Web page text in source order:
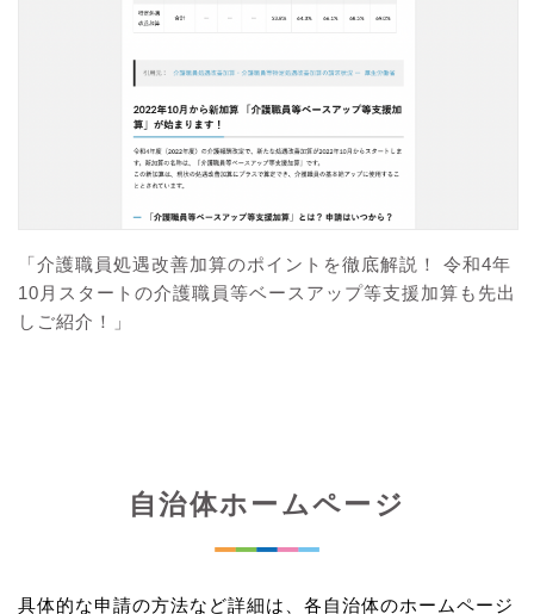
「介護職員処遇改善加算のポイントを徹底解説！ 令和4年
10月スタートの介護職員等ベースアップ等支援加算も先出
しご紹介！」
自治体ホームページ
具体的な申請の方法など詳細は、各自治体のホームページ